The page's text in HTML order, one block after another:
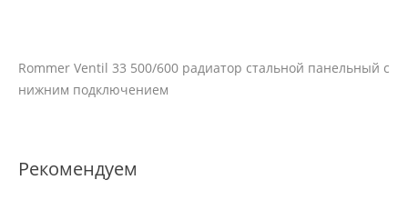
Rommer Ventil 33 500/600 радиатор стальной панельный с
нижним подключением
Рекомендуем